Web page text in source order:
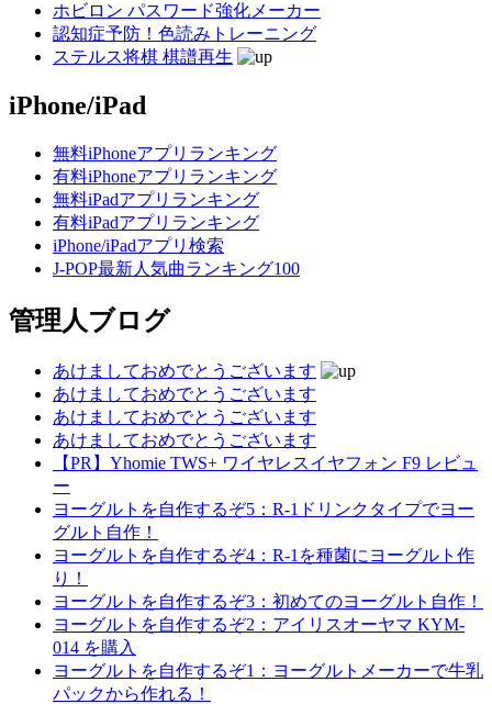
ホビロン パスワード強化メーカー
認知症予防！色読みトレーニング
ステルス将棋 棋譜再生
iPhone/iPad
無料iPhoneアプリランキング
有料iPhoneアプリランキング
無料iPadアプリランキング
有料iPadアプリランキング
iPhone/iPadアプリ検索
J-POP最新人気曲ランキング100
管理人ブログ
あけましておめでとうございます
あけましておめでとうございます
あけましておめでとうございます
あけましておめでとうございます
【PR】Yhomie TWS+ ワイヤレスイヤフォン F9 レビュ
ー
ヨーグルトを自作するぞ5：R-1ドリンクタイプでヨー
グルト自作！
ヨーグルトを自作するぞ4：R-1を種菌にヨーグルト作
り！
ヨーグルトを自作するぞ3：初めてのヨーグルト自作！
ヨーグルトを自作するぞ2：アイリスオーヤマ KYM-
014 を購入
ヨーグルトを自作するぞ1：ヨーグルトメーカーで牛乳
パックから作れる！